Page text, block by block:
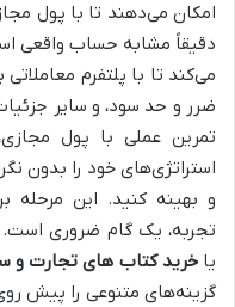
امکان می‌دهند تا با پول
دقیقاً مشابه حساب واقعی
می‌کند تا با پلتفرم
ضرر و حد سود، و سایر
تمرین عملی با پول
استراتژی‌های خود را بدون
و بهینه کنید. این مرحله
تجربه، یک گام ضروری
یاخرید کتاب‌ های تجارت و
گزینه‌های متنوعی را پیش